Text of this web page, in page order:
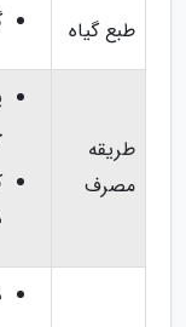
طبع گیاه
طریقه
مصرف